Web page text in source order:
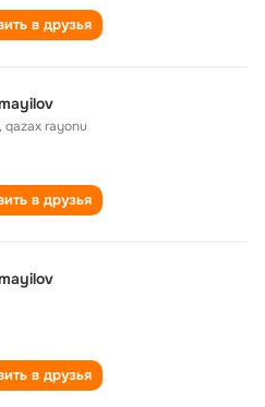
в друзья
,qazax rayonu
в друзья
в друзья